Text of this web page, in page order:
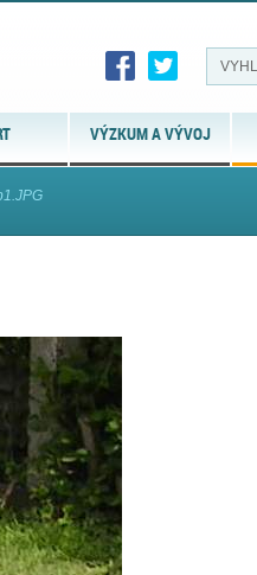
VÝZKUM A VÝVOJ